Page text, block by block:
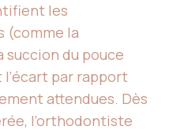
les
(comme la
du pouce
par rapport
attendues. Dès
l’orthodontiste